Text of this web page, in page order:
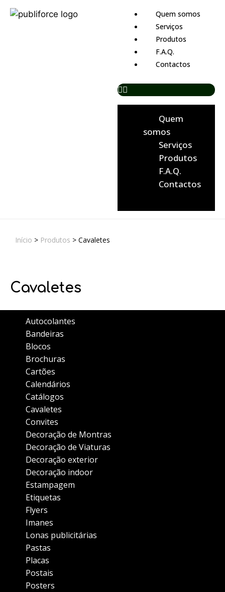
Quem somos
Serviços
Produtos
F.A.Q.
Contactos
Quem
somos
Serviços
Produtos
F.A.Q.
Contactos
Início > Produtos > Cavaletes
Cavaletes
Autocolantes
Bandeiras
Blocos
Brochuras
Cartões
Calendários
Catálogos
Cavaletes
Convites
Decoração de Montras
Decoração de Viaturas
Decoração exterior
Decoração indoor
Estampagem
Etiquetas
Flyers
Imanes
Lonas publicitárias
Pastas
Placas
Postais
Posters